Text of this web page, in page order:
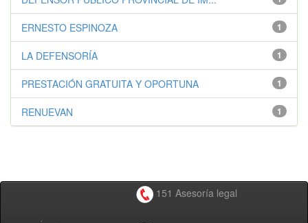
1
ERNESTO ESPINOZA
1
LA DEFENSORÍA
1
PRESTACIÓN GRATUITA Y OPORTUNA
1
RENUEVAN
151 Asesoría legal